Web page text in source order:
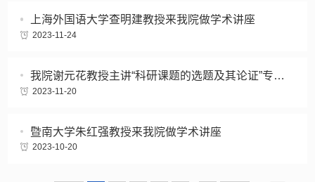
上海外国语大学查明建教授来我院做学术讲座
2023-11-24
我院谢元花教授主讲“科研课题的选题及其论证”专题讲座
2023-11-20
暨南大学朱红强教授来我院做学术讲座
2023-10-20